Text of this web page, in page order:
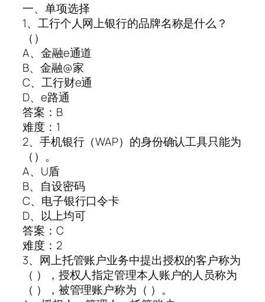
一、单项选择
1、工行个人网上银行的品牌名称是什么？
（）
A、金融e通道
B、金融@家
C、工行财e通
D、e路通
答案：B
难度：1
2、手机银行（WAP）的身份确认工具只能为
（）。
A、U盾
B、自设密码
C、电子银行口令卡
D、以上均可
答案：C
难度：2
3、网上托管账户业务中提出授权的客户称为
（ ），授权人指定管理本人账户的人员称为
（ ），被管理账户称为（ ）。